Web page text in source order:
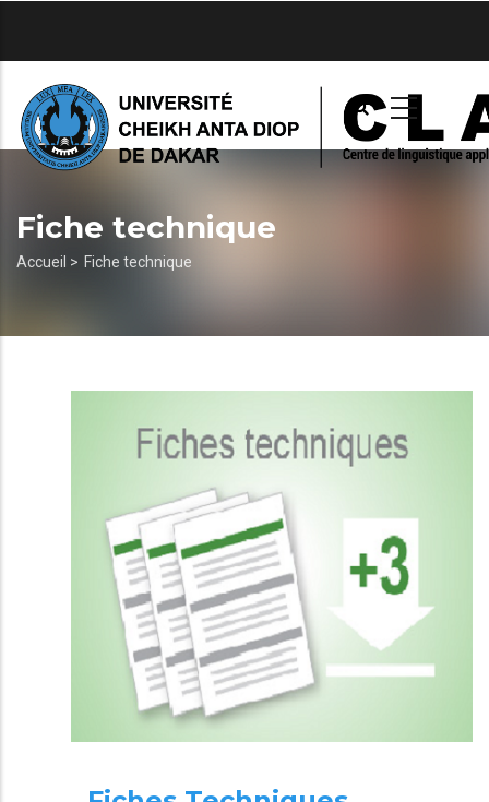
principal
Fiche technique
Fil
Accueil > Fiche technique